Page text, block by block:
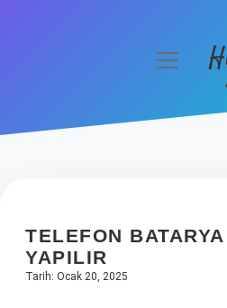
Hakkımızda
menüyü
TELEFON
YAPILIR
Tarih: Ocak 20, 2025